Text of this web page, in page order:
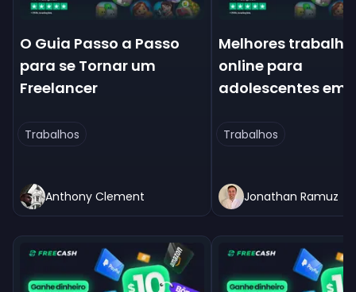
O Guia Passo a Passo
para se Tornar um
Freelancer
Trabalhos
Anthony Clement
Melhores
online para
adolescentes em
Trabalhos
Jonathan Ramuz